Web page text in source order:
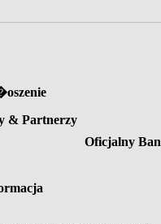
& Partnerzy
Oficjalny